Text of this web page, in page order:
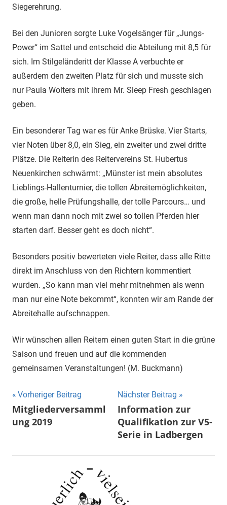
Siegerehrung.
Bei den Junioren sorgte Luke Vogelsänger für „Jungs-
Power“ im Sattel und entscheid die Abteilung mit 8,5 für
sich. Im Stilgeländeritt der Klasse A verbuchte er
außerdem den zweiten Platz für sich und musste sich
nur Paula Wolters mit ihrem Mr. Sleep Fresh geschlagen
geben.
Ein besonderer Tag war es für Anke Brüske. Vier Starts,
vier Noten über 8,0, ein Sieg, ein zweiter und zwei dritte
Plätze. Die Reiterin des Reitervereins St. Hubertus
Neuenkirchen schwärmt: „Münster ist mein absolutes
Lieblings-Hallenturnier, die tollen Abreitemöglichkeiten,
die große, helle Prüfungshalle, der tolle Parcours… und
wenn man dann noch mit zwei so tollen Pferden hier
starten darf. Besser geht es doch nicht“.
Besonders positiv bewerteten viele Reiter, dass alle Ritte
direkt im Anschluss von den Richtern kommentiert
wurden. „So kann man viel mehr mitnehmen als wenn
man nur eine Note bekommt“, konnten wir am Rande der
Abreitehalle aufschnappen.
Wir wünschen allen Reitern einen guten Start in die grüne
Saison und freuen und auf die kommenden
gemeinsamen Veranstaltungen! (M. Buckmann)
Beitragsnavigation
Vorheriger Beitrag
Mitgliederversamml
ung 2019
Nächster Beitrag
Information zur
Qualifikation zur V5-
Serie in Ladbergen